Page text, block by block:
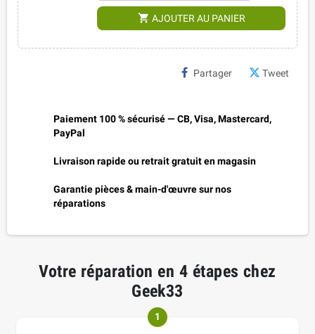
shopping_cart AJOUTER AU PANIER
Partager Tweet
Paiement 100 % sécurisé — CB, Visa, Mastercard,
PayPal
Livraison rapide ou retrait gratuit en magasin
Garantie pièces & main-d'œuvre sur nos
réparations
Votre réparation en 4 étapes chez
Geek33
1